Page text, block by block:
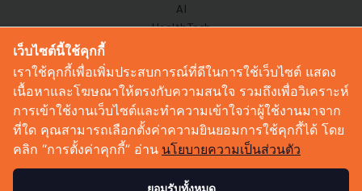
AI
HealthTech
Corp Innov
Saucy Thoughts
Sustainable
Videos
Podcast
เว็บไซต์นี้ใช้คุกกี้
เราใช้คุกกี้เพื่อเพิ่มประสบการณ์ที่ดีในการใช้เว็บไซต์ แสดง
เนื้อหาและโฆษณาให้ตรงกับความสนใจ รวมถึงเพื่อวิเคราะห์
การเข้าใช้งานเว็บไซต์และทำความเข้าใจว่าผู้ใช้งานมาจาก
ที่ใด คุณสามารถเลือกตั้งค่าความยินยอมการใช้คุกกี้ได้ โดย
คลิก “การตั้งค่าคุกกี้” อ่าน นโยบายความเป็นส่วนตัว
ยอมรับทั้งหมด